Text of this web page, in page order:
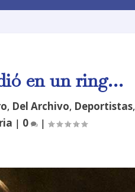
en un ring…
, Del Archivo, Deportistas,
| 0 |